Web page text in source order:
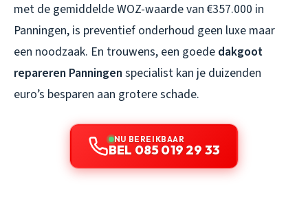
met de gemiddelde WOZ-waarde van €357.000 in
Panningen, is preventief onderhoud geen luxe maar
een noodzaak. En trouwens, een goede dakgoot
repareren Panningen specialist kan je duizenden
euro’s besparen aan grotere schade.
NU BEREIKBAAR
BEL 085 019 29 33